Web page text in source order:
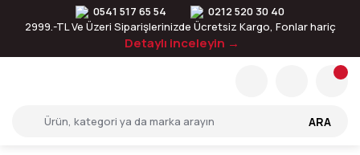
0541 517 65 54
0212 520 30 40
2999.-TL Ve Üzeri Siparişlerinizde Ücretsiz Kargo, Fonlar hariç
Detaylı inceleyin →
ARA